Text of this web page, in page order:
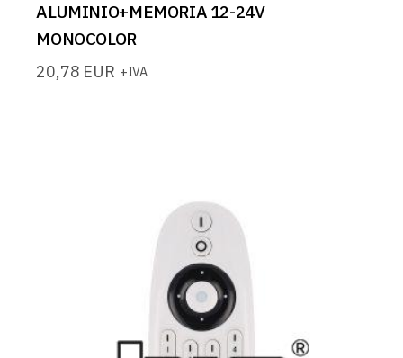
ALUMINIO+MEMORIA 12-24V
MONOCOLOR
20,78 EUR +IVA